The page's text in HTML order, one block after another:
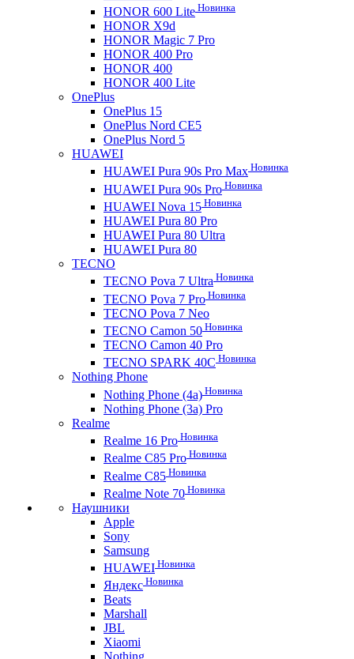
HONOR 600 Lite Новинка
HONOR X9d
HONOR Magic 7 Pro
HONOR 400 Pro
HONOR 400
HONOR 400 Lite
OnePlus
OnePlus 15
OnePlus Nord CE5
OnePlus Nord 5
HUAWEI
HUAWEI Pura 90s Pro Max Новинка
HUAWEI Pura 90s Pro Новинка
HUAWEI Nova 15 Новинка
HUAWEI Pura 80 Pro
HUAWEI Pura 80 Ultra
HUAWEI Pura 80
TECNO
TECNO Pova 7 Ultra Новинка
TECNO Pova 7 Pro Новинка
TECNO Pova 7 Neo
TECNO Camon 50 Новинка
TECNO Camon 40 Pro
TECNO SPARK 40C Новинка
Nothing Phone
Nothing Phone (4a) Новинка
Nothing Phone (3a) Pro
Realme
Realme 16 Pro Новинка
Realme C85 Pro Новинка
Realme C85 Новинка
Realme Note 70 Новинка
Наушники
Apple
Sony
Samsung
HUAWEI Новинка
Яндекс Новинка
Beats
Marshall
JBL
Xiaomi